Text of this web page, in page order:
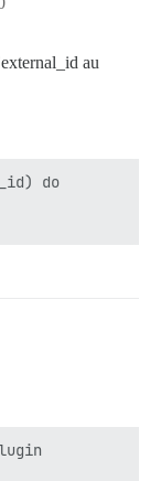
au
do